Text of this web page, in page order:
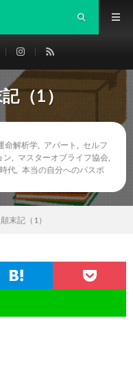
（1）
命解析学 アパート
セルフ
ン マスターオブライフ協会
代
本当の自分へのパスポ
末記（1）